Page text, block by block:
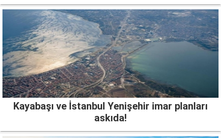
Kayabaşı ve İstanbul Yenişehir imar planları
askıda!